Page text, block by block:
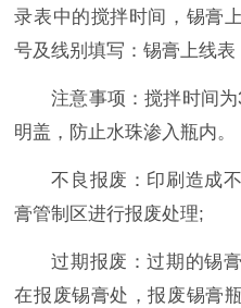
录表中的搅拌时间，锡膏
号及线别填写：锡膏上线表
注意事项：搅拌时间
明盖，防止水珠渗入瓶内。
不良报废：印刷造成
膏管制区进行报废处理;
过期报废：过期的锡
在报废锡膏处，报废锡膏